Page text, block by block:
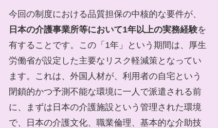
今回の制度における品質担保の中核的な要件が、
日本の介護事業所等において1年以上の実務経験を
有することです。この「1年」という期間は、厚生
労働省が設定した主要なリスク軽減策となってい
ます。これは、外国人材が、利用者の自宅という
閉鎖的かつ予測不能な環境に一人で派遣される前
に、まずは日本の介護施設という管理された環境
で、日本の介護文化、職業倫理、基本的な介助技